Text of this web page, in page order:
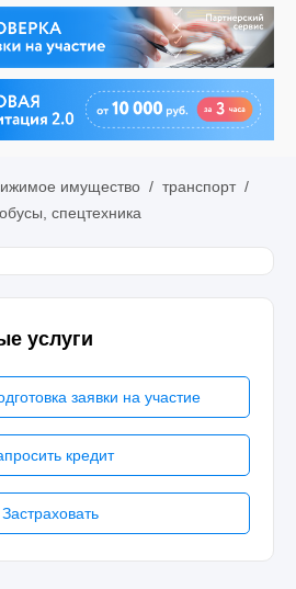
имущество / транспорт /
спецтехника
услуги
заявки на участие
кредит
Застраховать